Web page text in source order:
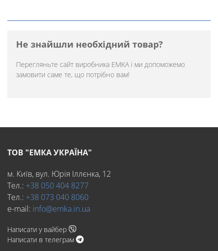
Не знайшли необхідний товар?
Перегляньте сайт виробника EMKAі ми допоможемо
замовити саме те, що потрібно вам!
ТОВ "ЕМКА УКРАЇНА"
м. Київ, вул. Юрія Іллєнка, 12
Тел.: +38 050 404 8277
Тел.: +38 073 040 8060
e-mail: info@emka.in.ua
Написати у вайбер
Написати в телеграм